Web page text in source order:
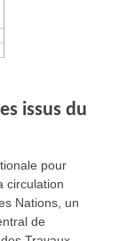
issus du
pour
circulation
Nations, un
de